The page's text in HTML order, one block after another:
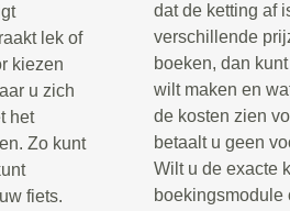
lek of
kiezen
u zich
het
Zo kunt
fiets.
dat de ketting af
verschillende
boeken, dan
wilt maken en
de kosten zien
betaalt u geen
Wilt u de exacte
boekingsmodule